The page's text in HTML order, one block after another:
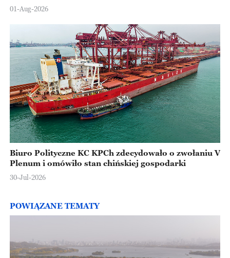
Europejskiej
01-Aug-2026
Biuro Polityczne KC KPCh zdecydowało o zwołaniu V
Plenum i omówiło stan chińskiej gospodarki
30-Jul-2026
POWIĄZANE TEMATY